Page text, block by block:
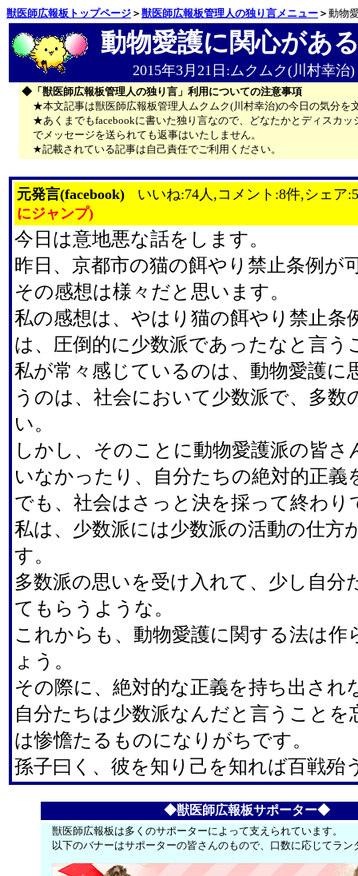
獣医師広報板トップページ ＞ 獣医師広報板管理人の独り言メニュー ＞ 動物
動物愛護に関心があ
2015年3月21日:ムクムク(川村幸治)
◆「獣医師広報板管理人の独り言」利用についての注意事項
★本文記事は獣医師広報板管理人ムクムク(川村幸治)の今日の気分を
★あくまでもfacebookに書いた独り言なので、どなたかとディスカ
でメッセージを送られても返事はいたしません。
★記載されている記事は自己責任でご利用ください。
元発言(facebook)
いいね:74人,コメント:8件,シェア
にジャンプ)
今日は意地悪な話をします。
昨日、京都市の猫の餌やり禁止条例が
その感想は様々だと思います。
私の感想は、やはり猫の餌やり禁止条
は、圧倒的に少数派であったなと言う
私が常々感じているのは、動物愛護に
うのは、社会において少数派で、多数
い。
しかし、そのことに動物愛護派の皆さ
いなかったり、自分たちの絶対的正義
でも、社会はさっと決を採って終わり
私は、少数派には少数派の活動の仕方
す。
多数派の思いを受け入れて、少し自分
てもらうような。
これからも、動物愛護に関する法は作
ょう。
その際に、絶対的な正義を持ち出され
自分たちは少数派なんだと言うことを
は惨憺たるものになりがちです。
孫子曰く、彼を知り己を知れば百戦殆
◆獣医師広報板サポーター◆
獣医師広報板は多くのサポーターによって支えられています。
以下のバナーはサポーターの皆さんのもので、口数に応じてラ